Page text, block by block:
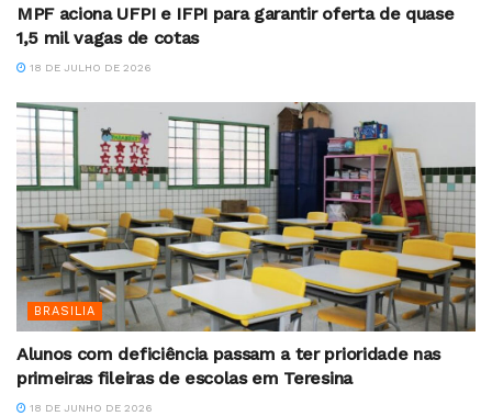
MPF aciona UFPI e IFPI para garantir oferta de quase
1,5 mil vagas de cotas
18 DE JULHO DE 2026
BRASILIA
Alunos com deficiência passam a ter prioridade nas
primeiras fileiras de escolas em Teresina
18 DE JUNHO DE 2026